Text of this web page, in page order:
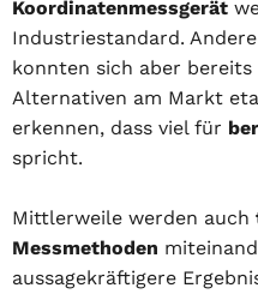
Koordinatenmessgerät
Industriestandard.
konnten sich aber bereits
Alternativen am Markt
erkennen, dass viel für
spricht.
Mittlerweile werden auch
Messmethoden
aussagekräftigere